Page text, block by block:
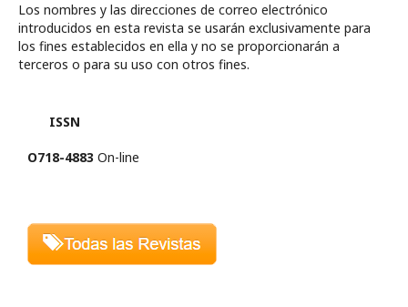
Los nombres y las direcciones de correo electrónico
introducidos en esta revista se usarán exclusivamente para
los fines establecidos en ella y no se proporcionarán a
terceros o para su uso con otros fines.
ISSN
O718-4883 On-line